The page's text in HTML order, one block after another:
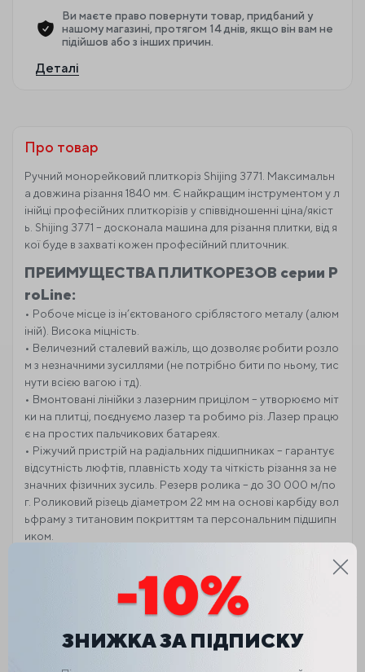
Ви маєте право повернути товар, придбаний у
нашому магазині, протягом 14 днів, якщо він вам не
підійшов або з інших причин.
Деталі
Про товар
Ручний монорейковий плиткоріз Shijing 3771. Максимальн
а довжина різання 1840 мм. Є найкращим інструментом у л
інійці професійних плиткорізів у співвідношенні ціна/якіст
ь. Shijing 3771 – досконала машина для різання плитки, від я
кої буде в захваті кожен професійний плиточник.
ПРЕИМУЩЕСТВА ПЛИТКОРЕЗОВ серии P
roLine:
• Робоче місце із ін’єктованого сріблястого металу (алюм
іній). Висока міцність.
• Величезний сталевий важіль, що дозволяє робити розло
м з незначними зусиллями (не потрібно бити по ньому, тис
нути всією вагою і тд).
• Вмонтовані лінійки з лазерним прицілом – утворюємо міт
ки на плитці, поєднуємо лазер та робимо різ. Лазер працю
є на простих пальчикових батареях.
• Ріжучий пристрій на радіальних підшипниках – гарантує
відсутність люфтів, плавність ходу та чіткість різання за не
значних фізичних зусиль. Резерв ролика – до 30 000 м/по
г. Роликовий різець діаметром 22 мм на основі карбіду вол
ьфраму з титановим покриттям та персональним підшипн
иком.
• Велика вага – гарантує надійність під час роботи.
• Прорізує плитку завтовшки від 2 до 16 мм.
• На упорі – друга лінійка з фіксатором потрібного розмір
у для ще більш точного та швидкого різання. Додаткові біч
ЗНИЖКА ЗА ПІДПИСКУ